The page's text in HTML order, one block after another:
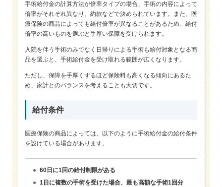
手術給付金の計算方法が倍率タイプの場合、手術の内容によって
倍率がそれぞれ異なり、約款などで決められています。また、医
療保険の商品によっても給付倍率が異なることがあるため、給付
倍率の高いものを選ぶと手厚い保障を受けられます。
入院を伴う手術のみでなく日帰りによる手術も給付対象となる商
品を選ぶと、手術給付金を受け取れる範囲が広くなります。
ただし、保障を手厚くするほど保険料も高くなる傾向にあるた
め、家計とのバランスを考えることも大切です。
給付条件
医療保険の商品によっては、以下のように手術給付金の給付条件
を設けている場合があります。
60日に1回の給付制限がある
1日に複数の手術を受けた場合、最も高額な手術1回分